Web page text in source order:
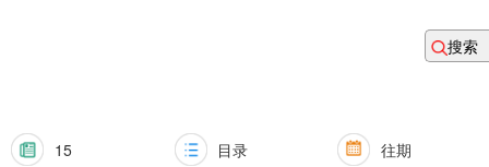
15 目录 往期
搜索